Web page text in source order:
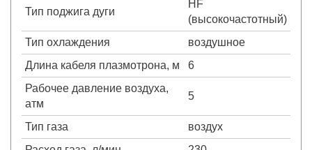
Тип поджига дуги
HF
(высокочастотный)
Тип охлаждения
воздушное
Длина кабеля плазмотрона, м
6
Рабочее давление воздуха,
атм
5
Тип газа
воздух